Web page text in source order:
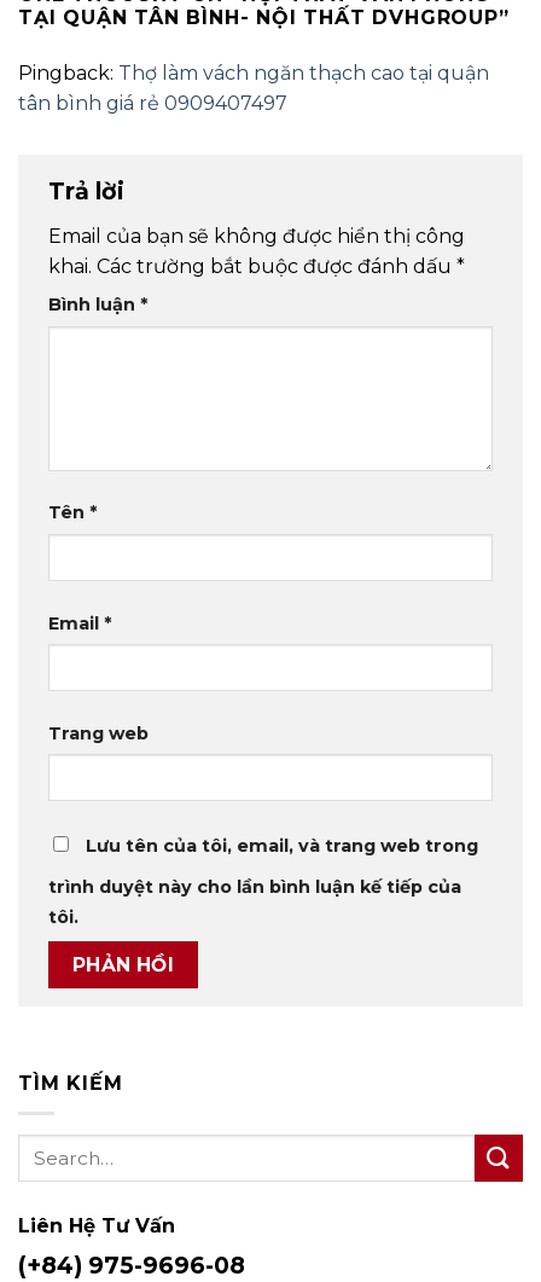
TẠI QUẬN TÂN BÌNH- NỘI THẤT DVHGROUP”
Pingback: Thợ làm vách ngăn thạch cao tại quận
tân bình giá rẻ 0909407497
Trả lời
Email của bạn sẽ không được hiển thị công
khai. Các trường bắt buộc được đánh dấu *
Bình luận *
Tên *
Email *
Trang web
Lưu tên của tôi, email, và trang web trong
trình duyệt này cho lần bình luận kế tiếp của
tôi.
TÌM KIẾM
Liên Hệ Tư Vấn
(+84) 975-9696-08